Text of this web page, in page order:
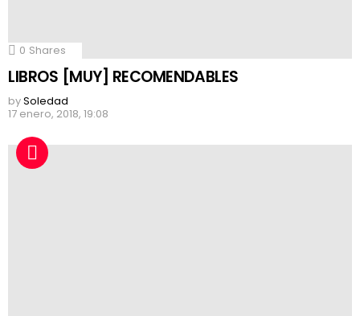
0 Shares
LIBROS [MUY] RECOMENDABLES
bySoledad
17 enero, 2018, 19:08